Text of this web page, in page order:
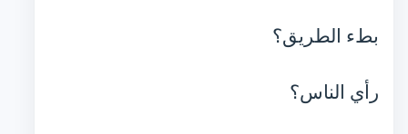
بطء الطريق؟
رأي الناس؟